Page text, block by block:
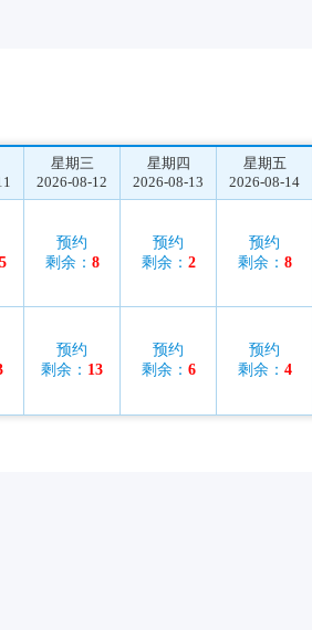
星期三
2026-08-12
星期四
2026-08-13
星期五
2026-08-14
预约
剩余： 8
预约
剩余： 2
预约
剩余： 8
预约
剩余： 13
预约
剩余： 6
预约
剩余： 4